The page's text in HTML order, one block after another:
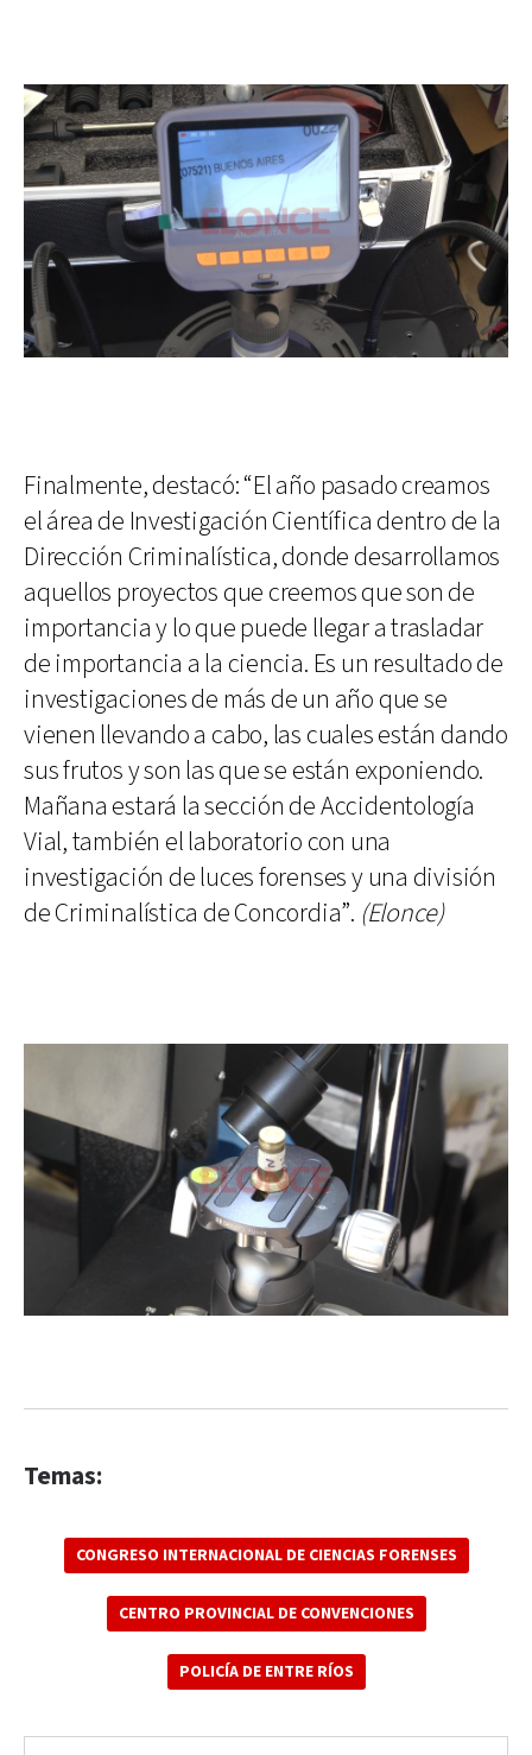
Finalmente, destacó: “El año pasado creamos
el área de Investigación Científica dentro de la
Dirección Criminalística, donde desarrollamos
aquellos proyectos que creemos que son de
importancia y lo que puede llegar a trasladar
de importancia a la ciencia. Es un resultado de
investigaciones de más de un año que se
vienen llevando a cabo, las cuales están dando
sus frutos y son las que se están exponiendo.
Mañana estará la sección de Accidentología
Vial, también el laboratorio con una
investigación de luces forenses y una división
de Criminalística de Concordia”. (Elonce)
Temas:
CONGRESO INTERNACIONAL DE CIENCIAS FORENSES
CENTRO PROVINCIAL DE CONVENCIONES
POLICÍA DE ENTRE RÍOS